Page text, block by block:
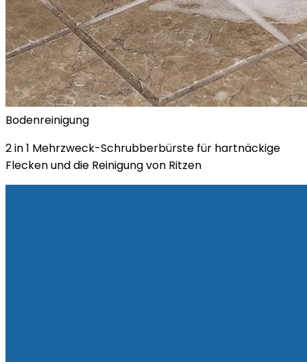
Bodenreinigung
2 in 1 Mehrzweck-Schrubberbürste für hartnäckige
Flecken und die Reinigung von Ritzen